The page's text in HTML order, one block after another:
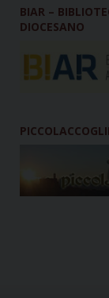
BIAR –
DIOCESANO